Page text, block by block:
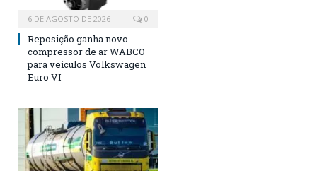
6 DE AGOSTO DE 2026 0
Reposição ganha novo
compressor de ar WABCO
para veículos Volkswagen
Euro VI